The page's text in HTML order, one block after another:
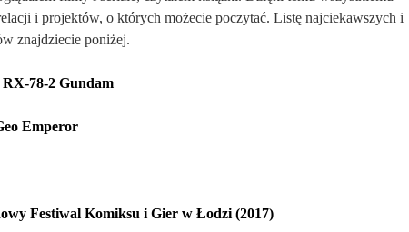
i projektów, o których możecie poczytać. Listę najciekawszych i
znajdziecie poniżej.
RX-78-2 Gundam
Emperor
Festiwal Komiksu i Gier w Łodzi (2017)